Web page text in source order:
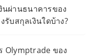
นผ่านธนาคารของ
รับสกุลเงินใดบ้าง?
Olymptrade ของ